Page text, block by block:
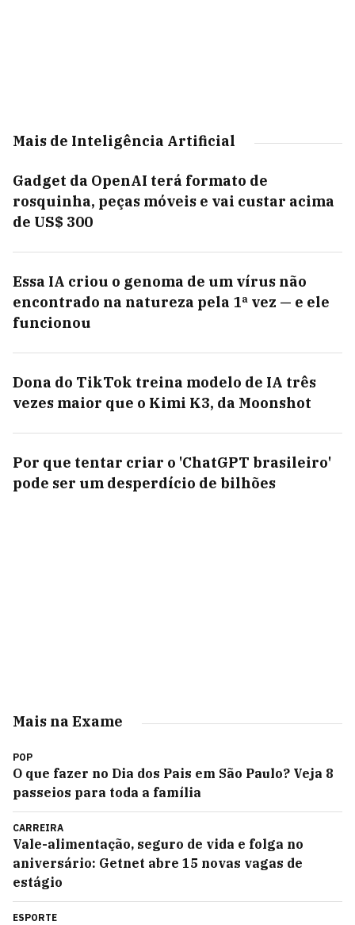
Mais de Inteligência Artificial
Gadget da OpenAI terá formato de
rosquinha, peças móveis e vai custar acima
de US$ 300
Essa IA criou o genoma de um vírus não
encontrado na natureza pela 1ª vez — e ele
funcionou
Dona do TikTok treina modelo de IA três
vezes maior que o Kimi K3, da Moonshot
Por que tentar criar o 'ChatGPT brasileiro'
pode ser um desperdício de bilhões
Mais na Exame
POP
O que fazer no Dia dos Pais em São Paulo? Veja 8
passeios para toda a família
CARREIRA
Vale-alimentação, seguro de vida e folga no
aniversário: Getnet abre 15 novas vagas de
estágio
ESPORTE